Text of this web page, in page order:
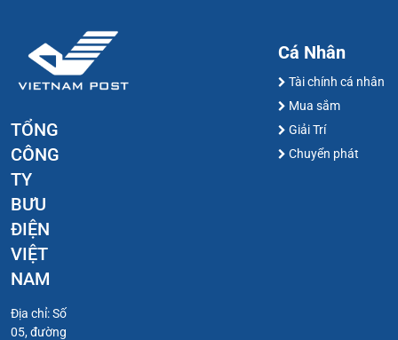
TỔNG
CÔNG
TY
BƯU
ĐIỆN
VIỆT
NAM
Địa chỉ: Số
05, đường
Cá Nhân
Tài chính cá nhân
Mua sắm
Giải Trí
Chuyển phát